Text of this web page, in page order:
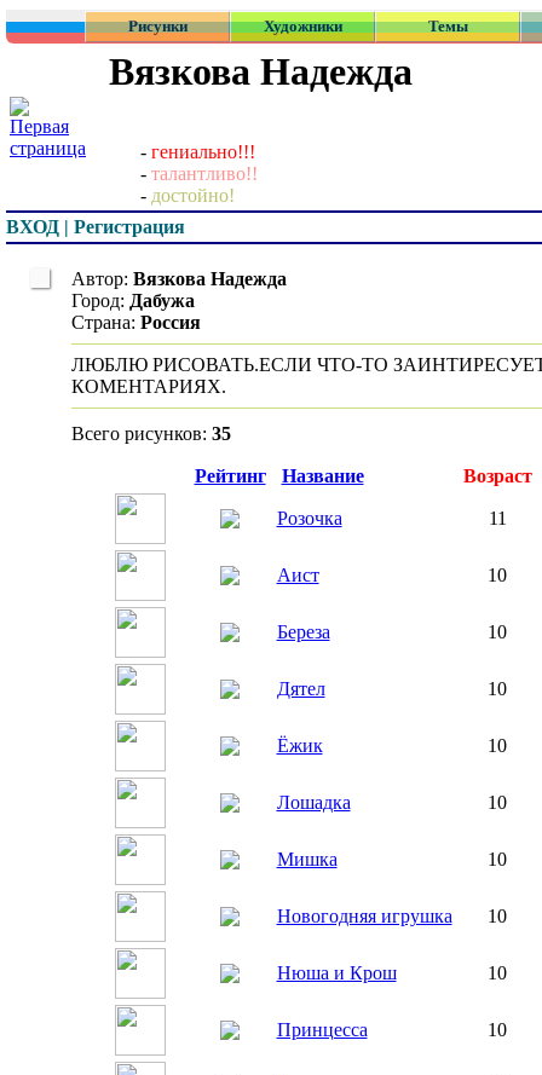
Рисунки Художники Темы
Вязкова Надежда
- гениально!!!
- талантливо!!
- достойно!
ВХОД | Регистрация
Автор: Вязкова Надежда
Город: Дабужа
Страна: Россия
ЛЮБЛЮ РИСОВАТЬ.ЕСЛИ ЧТО-ТО
КОМЕНТАРИЯХ.
Всего рисунков: 35
Рейтинг Название Возраст
Розочка 11
Аист 10
Береза 10
Дятел 10
Ёжик 10
Лошадка 10
Мишка 10
Новогодняя игрушка 10
Нюша и Крош 10
Принцесса 10